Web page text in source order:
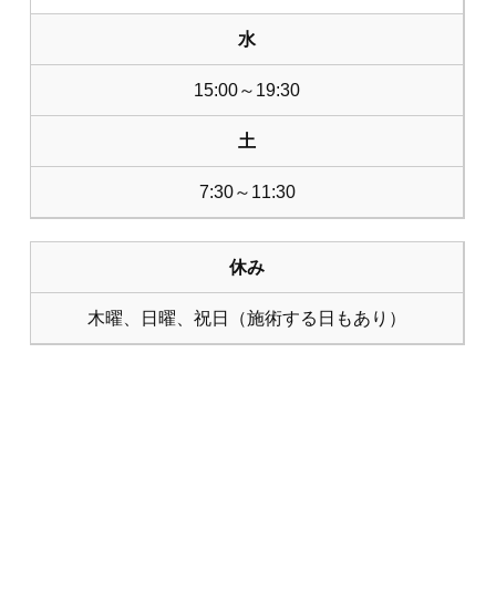
水
15:00～19:30
土
7:30～11:30
休み
木曜、日曜、祝日（施術する日もあり）